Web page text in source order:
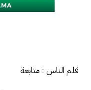
قلم الناس : متابعة